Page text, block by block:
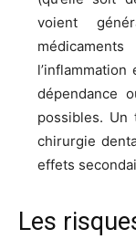
voient
dépendance
possibles. Un
chirurgie
effets
Les